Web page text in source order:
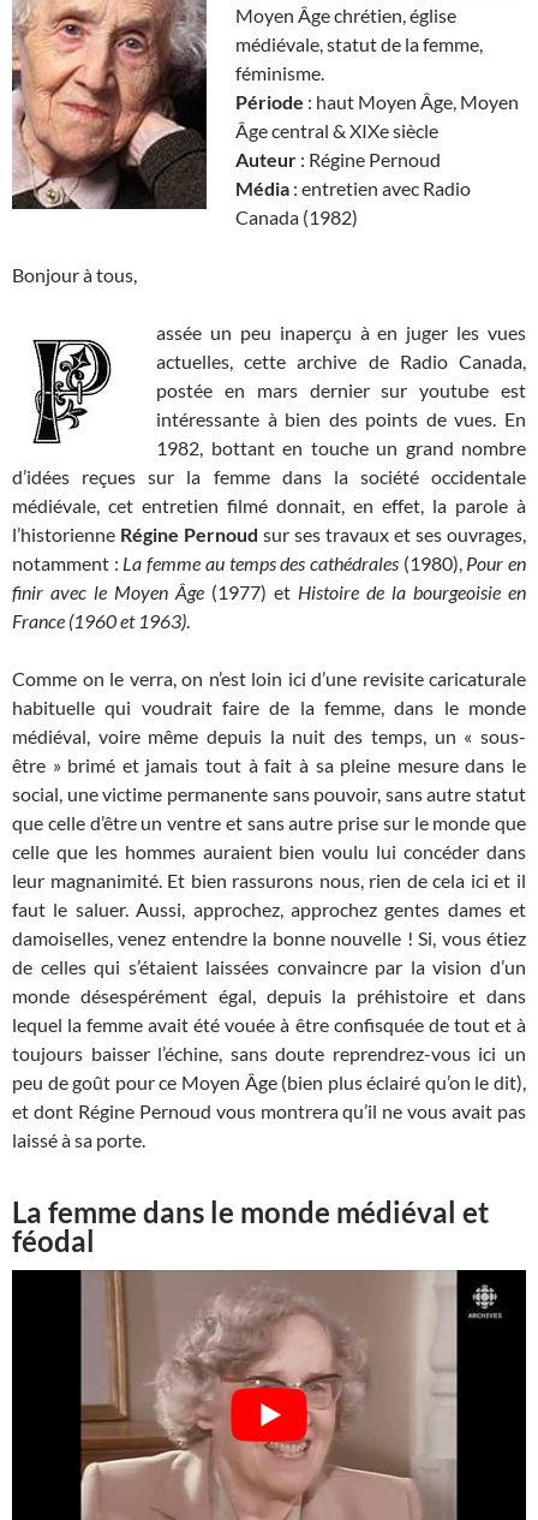
Moyen Âge chrétien, église
médiévale, statut de la femme,
féminisme.
Période : haut Moyen Âge, Moyen
Âge central & XIXe siècle
Auteur : Régine Pernoud
Média : entretien avec Radio
Canada (1982)
Bonjour à tous,
assée un peu inaperçu à en juger les vues
actuelles, cette archive de Radio Canada,
postée en mars dernier sur youtube est
intéressante à bien des points de vues. En
1982, bottant en touche un grand nombre
d’idées reçues sur la femme dans la société occidentale
médiévale, cet entretien filmé donnait, en effet, la parole à
l’historienne Régine Pernoud sur ses travaux et ses ouvrages,
notamment : La femme au temps des cathédrales(1980), Pour en
finir avec le Moyen Âge (1977) et Histoire de la bourgeoisie en
France (1960 et 1963).
Comme on le verra, on n’est loin ici d’une revisite caricaturale
habituelle qui voudrait faire de la femme, dans le monde
médiéval, voire même depuis la nuit des temps, un « sous-
être » brimé et jamais tout à fait à sa pleine mesure dans le
social, une victime permanente sans pouvoir, sans autre statut
que celle d’être un ventre et sans autre prise sur le monde que
celle que les hommes auraient bien voulu lui concéder dans
leur magnanimité. Et bien rassurons nous, rien de cela ici et il
faut le saluer. Aussi, approchez, approchez gentes dames et
damoiselles, venez entendre la bonne nouvelle ! Si, vous étiez
de celles qui s’étaient laissées convaincre par la vision d’un
monde désespérément égal, depuis la préhistoire et dans
lequel la femme avait été vouée à être confisquée de tout et à
toujours baisser l’échine, sans doute reprendrez-vous ici un
peu de goût pour ce Moyen Âge (bien plus éclairé qu’on le dit),
et dont Régine Pernoud vous montrera qu’il ne vous avait pas
laissé à sa porte.
La femme dans le monde médiéval et
féodal